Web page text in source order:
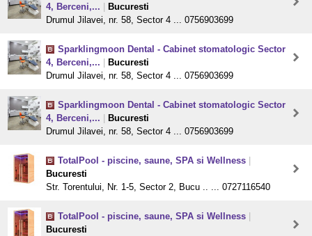
4, Berceni,...
Bucuresti
Drumul Jilavei, nr. 58, Sector 4 ... 0756903699
Sparklingmoon Dental - Cabinet stomatologic Sector
4, Berceni,...
Bucuresti
Drumul Jilavei, nr. 58, Sector 4 ... 0756903699
Sparklingmoon Dental - Cabinet stomatologic Sector
4, Berceni,...
Bucuresti
Drumul Jilavei, nr. 58, Sector 4 ... 0756903699
TotalPool - piscine, saune, SPA si Wellness
Bucuresti
Str. Torentului, Nr. 1-5, Sector 2, Bucu .. ... 0727116540
TotalPool - piscine, saune, SPA si Wellness
Bucuresti